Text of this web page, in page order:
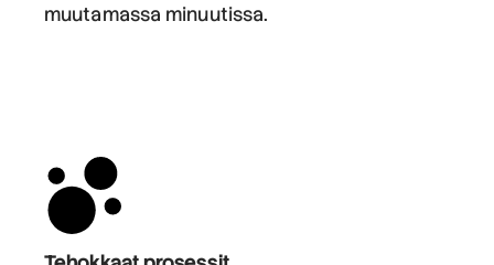
muutamassa minuutissa.